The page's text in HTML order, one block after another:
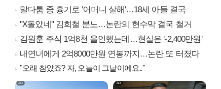
말다툼 중 흉기로 '어머니 살해'…18세 아들 결국
"X돌았네" 김희철 분노…논란의 현수막 결국 철거
김원훈 주식 1억8천 올인했는데…현실은 '-2,400만원'
내연녀에게 2억8000만원 연봉까지…논란 또 터졌다
"오래 참았죠? 자, 오늘이 그날이에요.."